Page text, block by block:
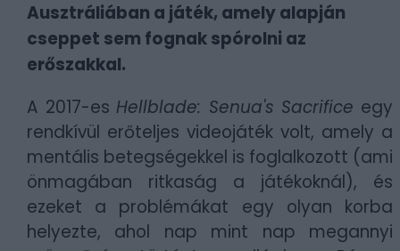
Ausztráliában a játék, amely alapján
cseppet sem fognak spórolni az
erőszakkal.
A 2017-esHellblade: Senua's Sacrifice egy
rendkívül erőteljes videojáték volt, amely a
mentális betegségekkel is foglalkozott (ami
önmagában ritkaság a játékoknál), és
ezeket a problémákat egy olyan korba
helyezte, ahol nap mint nap megannyi